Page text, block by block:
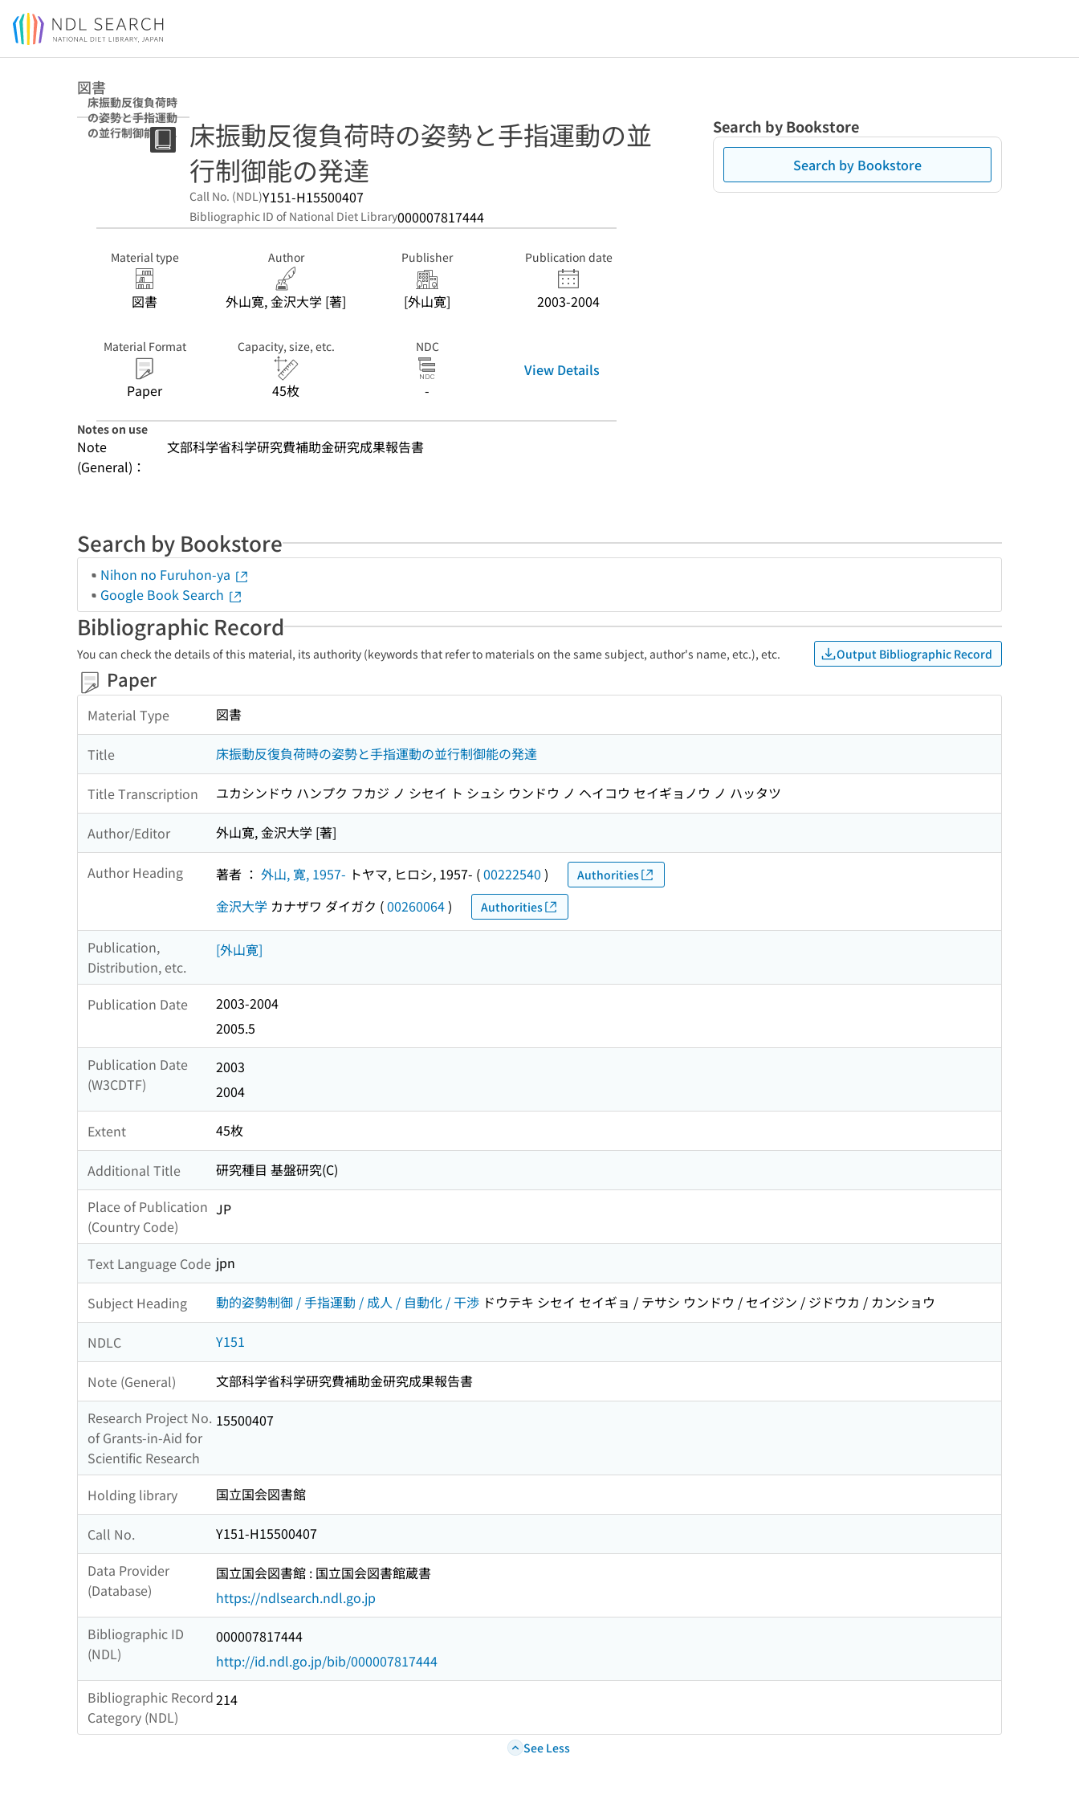
Jump to main content
図書
床振動反復負荷時
の姿勢と手指運動
の並行制御能の発
床振動反復負荷時の姿勢と手指運動の並
行制御能の発達
Call No. (NDL)Y151-H15500407
Bibliographic ID of National Diet Library000007817444
Material type
図書
Author
外山寛, 金沢大学 [著]
Publisher
[外山寛]
Publication date
2003-2004
Material Format
Paper
Capacity, size, etc.
45枚
NDC
-
View Details
Notes on use
Note
(General)：
文部科学省科学研究費補助金研究成果報告書
Search by Bookstore
Search by Bookstore
Search by Bookstore
Nihon no Furuhon-ya
Google Book Search
Bibliographic Record
You can check the details of this material, its authority (keywords that refer to materials on the same subject, author's name, etc.), etc. Output Bibliographic Record
Paper
Material Type 図書
Title 床振動反復負荷時の姿勢と手指運動の並行制御能の発達
Title Transcription ユカシンドウ ハンプク フカジ ノ シセイ ト シュシ ウンドウ ノ ヘイコウ セイギョノウ ノ ハッタツ
Author/Editor 外山寛, 金沢大学 [著]
Author Heading 著者 ： 外山, 寛, 1957- トヤマ, ヒロシ, 1957- (00222540 ) Authorities
金沢大学 カナザワ ダイガク (00260064) Authorities
Publication,
Distribution, etc.
[外山寛]
Publication Date
2003-2004
2005.5
Publication Date
(W3CDTF)
2003
2004
Extent 45枚
Additional Title
研究種目 基盤研究(C)
Place of Publication
(Country Code)
JP
Text Language Code jpn
Subject Heading 動的姿勢制御 / 手指運動 / 成人 / 自動化 / 干渉 ドウテキ シセイ セイギョ / テサシ ウンドウ / セイジン / ジドウカ / カンショウ
NDLC Y151
Note (General)
文部科学省科学研究費補助金研究成果報告書
Research Project No.
of Grants-in-Aid for
Scientific Research
15500407
Holding library 国立国会図書館
Call No.
Y151-H15500407
Data Provider
(Database)
国立国会図書館 : 国立国会図書館蔵書
https://ndlsearch.ndl.go.jp
Bibliographic ID
(NDL)
000007817444
http://id.ndl.go.jp/bib/000007817444
Bibliographic Record
Category (NDL)
214
See Less